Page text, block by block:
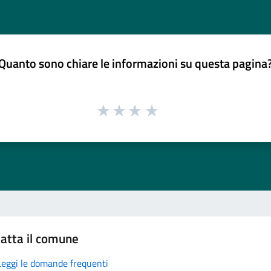
sono chiare le informazioni su questa
il comune
le domande frequenti